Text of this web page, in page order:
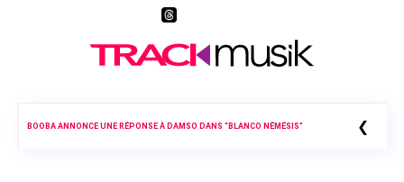
BOOBA ANNONCE UNE RÉPONSE À DAMSO DANS “BLANCO NÉMÉSIS” ❮